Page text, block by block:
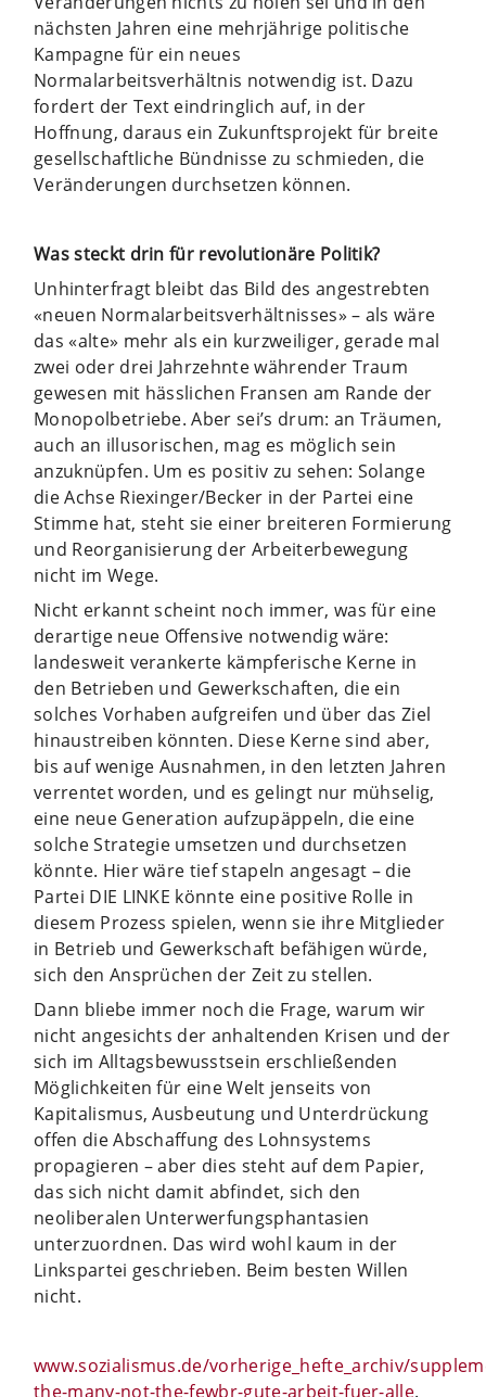
nächsten Jahren eine mehrjährige politische
Kampagne für ein neues
Normalarbeitsverhältnis notwendig ist. Dazu
fordert der Text eindringlich auf, in der
Hoffnung, daraus ein Zukunftsprojekt für breite
gesellschaftliche Bündnisse zu schmieden, die
Veränderungen durchsetzen können.
Was steckt drin für revolutionäre Politik?
Unhinterfragt bleibt das Bild des angestrebten
«neuen Normalarbeitsverhältnisses» – als wäre
das «alte» mehr als ein kurzweiliger, gerade mal
zwei oder drei Jahrzehnte währender Traum
gewesen mit hässlichen Fransen am Rande der
Monopolbetriebe. Aber sei’s drum: an Träumen,
auch an illusorischen, mag es möglich sein
anzuknüpfen. Um es positiv zu sehen: Solange
die Achse Riexinger/Becker in der Partei eine
Stimme hat, steht sie einer breiteren Formierung
und Reorganisierung der Arbeiterbewegung
nicht im Wege.
Nicht erkannt scheint noch immer, was für eine
derartige neue Offensive notwendig wäre:
landesweit verankerte kämpferische Kerne in
den Betrieben und Gewerkschaften, die ein
solches Vorhaben aufgreifen und über das Ziel
hinaustreiben könnten. Diese Kerne sind aber,
bis auf wenige Ausnahmen, in den letzten Jahren
verrentet worden, und es gelingt nur mühselig,
eine neue Generation aufzupäppeln, die eine
solche Strategie umsetzen und durchsetzen
könnte. Hier wäre tief stapeln angesagt – die
Partei DIE LINKE könnte eine positive Rolle in
diesem Prozess spielen, wenn sie ihre Mitglieder
in Betrieb und Gewerkschaft befähigen würde,
sich den Ansprüchen der Zeit zu stellen.
Dann bliebe immer noch die Frage, warum wir
nicht angesichts der anhaltenden Krisen und der
sich im Alltagsbewusstsein erschließenden
Möglichkeiten für eine Welt jenseits von
Kapitalismus, Ausbeutung und Unterdrückung
offen die Abschaffung des Lohnsystems
propagieren – aber dies steht auf dem Papier,
das sich nicht damit abfindet, sich den
neoliberalen Unterwerfungsphantasien
unterzuordnen. Das wird wohl kaum in der
Linkspartei geschrieben. Beim besten Willen
nicht.
www.sozialismus.de/vorherige_hefte_archiv/
the-many-not-the-fewbr-gute-arbeit-fuer-alle.